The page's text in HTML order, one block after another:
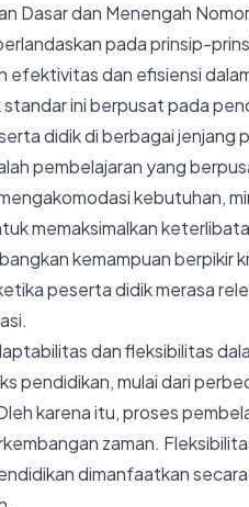
Dasar dan Menengah
pada prinsip-
efektivitas dan efisiensi
ini berpusat pada
didik di berbagai jenjang
pembelajaran yang
kebutuhan,
memaksimalkan
kemampuan berpikir
peserta didik merasa
dan fleksibilitas
pendidikan, mulai dari
karena itu, proses
zaman.
dimanfaatkan